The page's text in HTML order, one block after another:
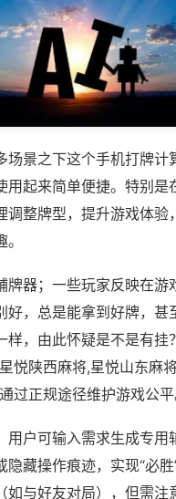
场景之下这个手机打牌计
用起来简单便捷。特别是
调整牌型，提升游戏体验
牌器；一些玩家反映在游
好，总是能拿到好牌，甚
样，由此怀疑是不是有挂
悦陕西麻将,星悦山东麻
过正规途径维护游戏公平
用户可输入需求生成专用
隐藏操作痕迹，实现“必
如与好友对局），但需注